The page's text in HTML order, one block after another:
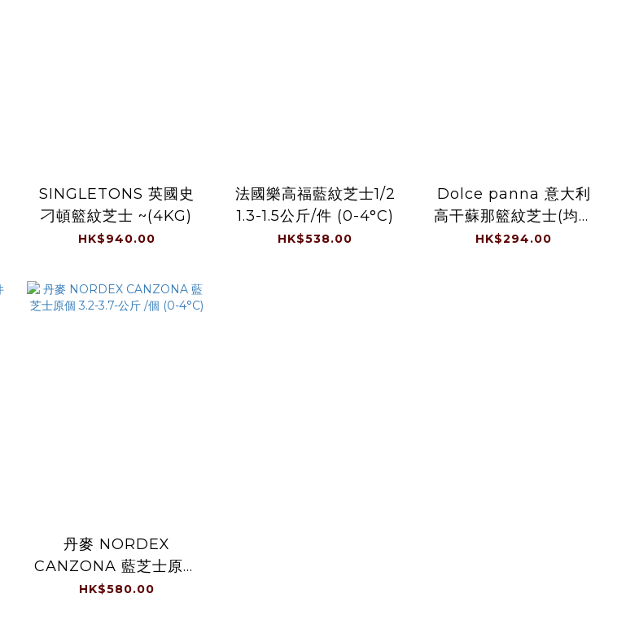
SINGLETONS 英國史
刁頓籃紋芝士 ~(4KG)
HK$940.00
法國樂高福藍紋芝士1/2
1.3-1.5公斤/件 (0-4°C)
HK$538.00
Dolce panna 意大利
高干蘇那籃紋芝士(均一
價) ~1.4-1.6公斤/件 (0-
HK$294.00
丹麥 NORDEX
CANZONA 藍芝士原個
3.2-3.7-公斤 /個 (0-
HK$580.00